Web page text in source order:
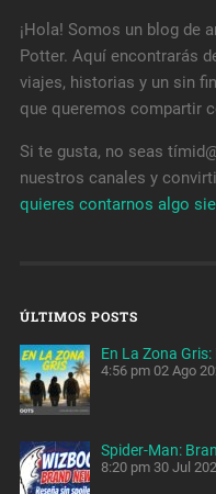
¡Hola! Somos un blog de
Potter. Aquí encontrarás
viajes, historias y un sin
que queremos compartir
Si te gusta, no seas
nuestros canales y
quieres contarnos algo
ÚLTIMOS POSTS
En La Zona
4:56 pm 02 Ago
Spider-Man:
8:20 pm 30 Jul